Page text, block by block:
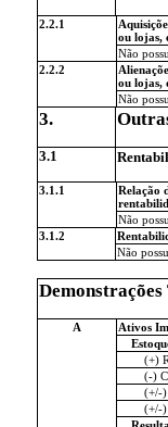
2.2.1
ou lojas,
Não
2.2.2
ou lojas,
Não
3.
3.1
3.1.1
Relação
Não
3.1.2
Não
A
Ativos
(+)
(-)
(+/-)
(+/-)